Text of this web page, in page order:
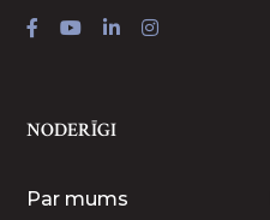
NODERĪGI
Par mums